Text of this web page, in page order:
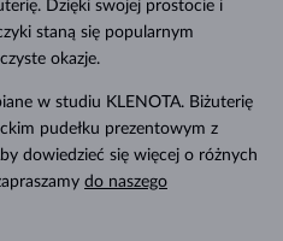
Dzięki swojej prostocie i
staną się popularnym
okazje.
w studiu KLENOTA. Biżuterię
pudełku prezentowym z
dowiedzieć się więcej o różnych
do naszego